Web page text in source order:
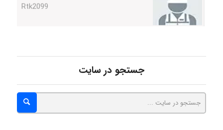
ABOALFZAL ZAREI
nima5534
جستجو در سایت